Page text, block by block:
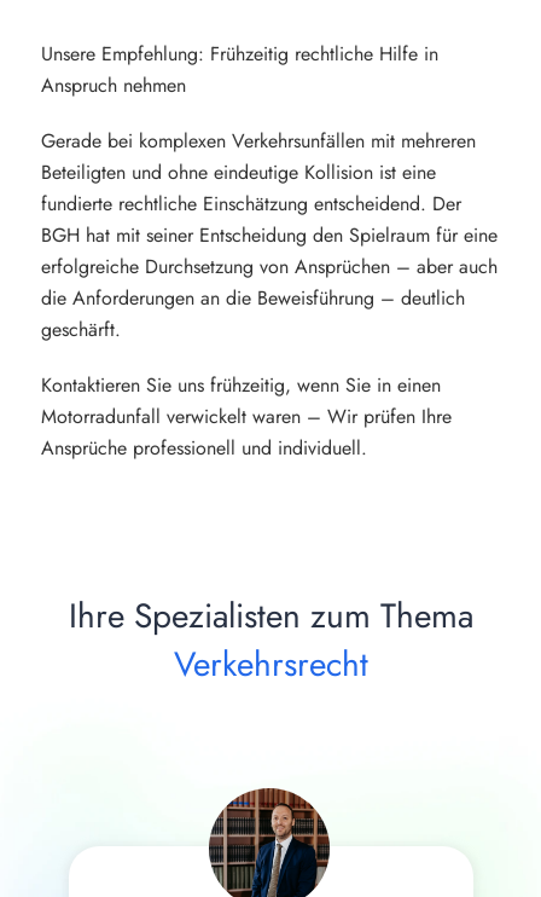
Unsere Empfehlung: Frühzeitig rechtliche Hilfe in
Anspruch nehmen
Gerade bei komplexen Verkehrsunfällen mit mehreren
Beteiligten und ohne eindeutige Kollision ist eine
fundierte rechtliche Einschätzung entscheidend. Der
BGH hat mit seiner Entscheidung den Spielraum für eine
erfolgreiche Durchsetzung von Ansprüchen – aber auch
die Anforderungen an die Beweisführung – deutlich
geschärft.
Kontaktieren Sie uns frühzeitig, wenn Sie in einen
Motorradunfall verwickelt waren – Wir prüfen Ihre
Ansprüche professionell und individuell.
Ihre Spezialisten zum Thema
Verkehrsrecht